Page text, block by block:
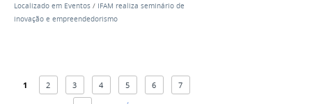
Localizado em Eventos / IFAM realiza seminário de
inovação e empreendedorismo
1 2 3 4 5 6 7